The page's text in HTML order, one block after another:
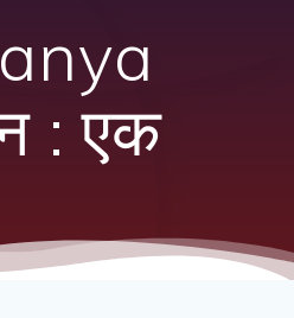
: एक